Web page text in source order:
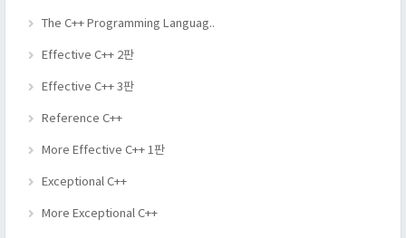
The C++ Programming Languag..
Effective C++ 2판
Effective C++ 3판
Reference C++
More Effective C++ 1판
Exceptional C++
More Exceptional C++